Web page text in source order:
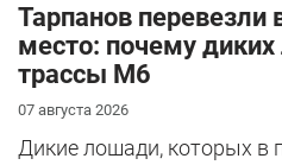
Тарпанов перевезли
место: почему
трассы М6
07 августа 2026
Дикие лошади, которых в